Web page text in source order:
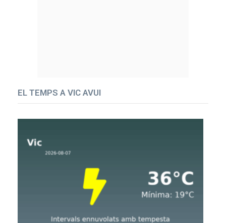
EL TEMPS A VIC AVUI